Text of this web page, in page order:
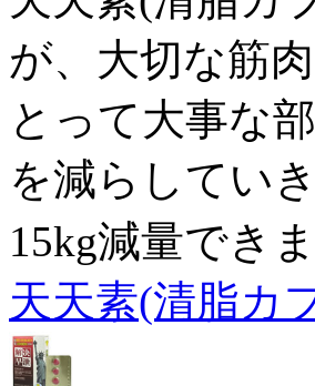
が、大切な筋
とって大事な
を減らしてい
15kg減量でき
天天素(清脂カ